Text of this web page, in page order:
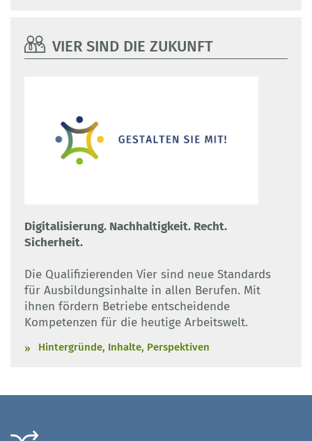
VIER SIND DIE ZUKUNFT
Digitalisierung. Nachhaltigkeit. Recht.
Sicherheit.
Die Qualifizierenden Vier sind neue Standards
für Ausbildungsinhalte in allen Berufen. Mit
ihnen fördern Betriebe entscheidende
Kompetenzen für die heutige Arbeitswelt.
Hintergründe, Inhalte, Perspektiven